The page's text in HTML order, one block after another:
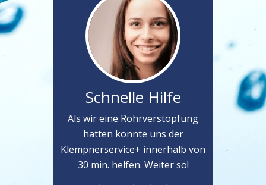
Schnelle Hilfe
Als wir eine Rohrverstopfung
hatten konnte uns der
Klempnerservice+ innerhalb von
30 min. helfen. Weiter so!